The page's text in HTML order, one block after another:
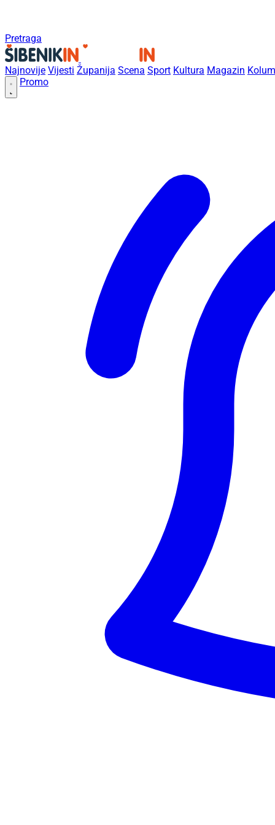
Pretraga
Najnovije Vijesti Županija Scena Sport Kultura Magazin
Promo